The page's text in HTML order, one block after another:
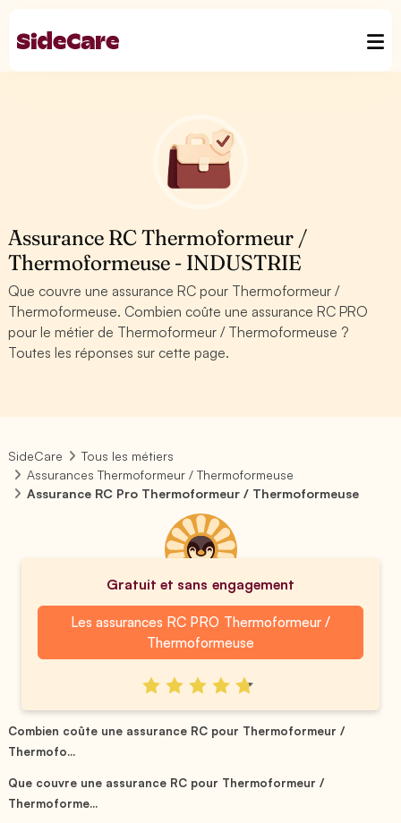
Assurance RC Thermoformeur /
Thermoformeuse - INDUSTRIE
Que couvre une assurance RC pour Thermoformeur /
Thermoformeuse. Combien coûte une assurance RC PRO
pour le métier de Thermoformeur / Thermoformeuse ?
Toutes les réponses sur cette page.
SideCare
Tous les métiers
Assurances Thermoformeur / Thermoformeuse
Assurance RC Pro Thermoformeur / Thermoformeuse
Gratuit et sans engagement
Les assurances RC PRO Thermoformeur /
Thermoformeuse
Combien coûte une assurance RC pour Thermoformeur /
Thermofo...
Que couvre une assurance RC pour Thermoformeur /
Thermoforme...